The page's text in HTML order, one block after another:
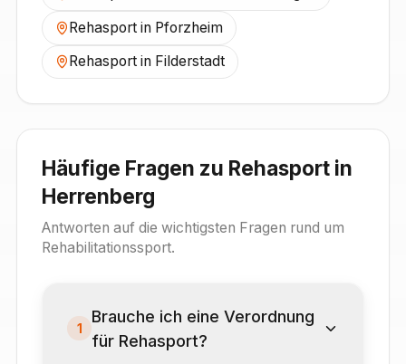
Rehasport in Pforzheim
Rehasport in Filderstadt
Häufige Fragen zu Rehasport in
Herrenberg
Antworten auf die wichtigsten Fragen rund um
Rehabilitationssport.
1
Brauche ich eine Verordnung
für Rehasport?